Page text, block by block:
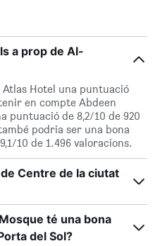
a prop de Al-
Atlas Hotel una puntuació
en compte Abdeen
puntuació de 8,2/10 de 920
podria ser una bona
10 de 1.496 valoracions.
Centre de la ciutat
té una bona
del Sol?